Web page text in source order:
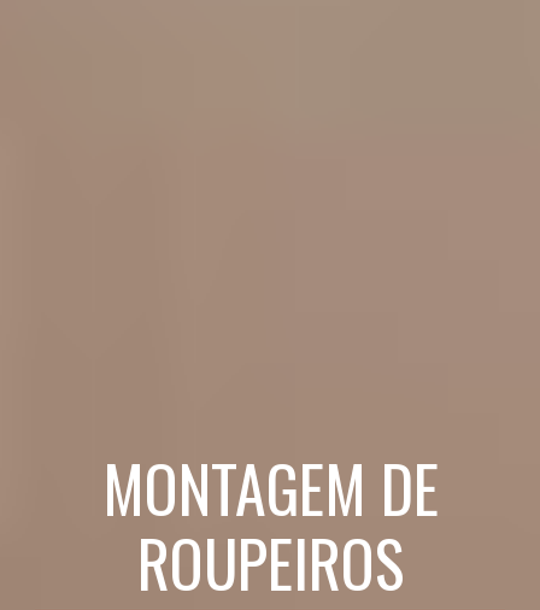
MONTAGEM DE
ROUPEIROS